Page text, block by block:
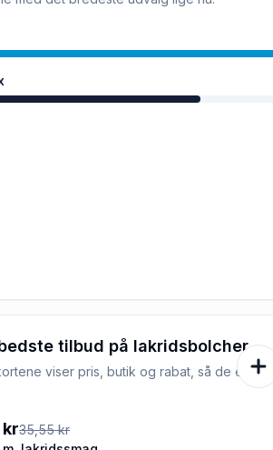
tilbud på lakridsbolcher
viser pris, butik og rabat, så de er
35,55 kr